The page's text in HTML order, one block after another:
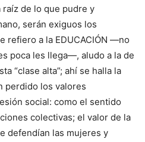
de lo que pudre y
serán exiguos los
refiero a la EDUCACIÓN —no
poca les llega—, aludo a la de
“clase alta”; ahí se halla la
perdido los valores
social: como el sentido
colectivas; el valor de la
defendían las mujeres y